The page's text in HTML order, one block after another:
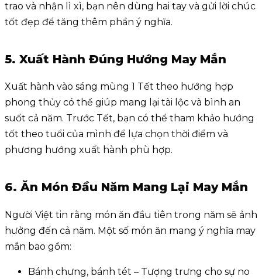
trao và nhận lì xì, bạn nên dùng hai tay và gửi lời chúc
tốt đẹp để tăng thêm phần ý nghĩa.
5. Xuất Hành Đúng Hướng May Mắn
Xuất hành vào sáng mùng 1 Tết theo hướng hợp
phong thủy có thể giúp mang lại tài lộc và bình an
suốt cả năm. Trước Tết, bạn có thể tham khảo hướng
tốt theo tuổi của mình để lựa chọn thời điểm và
phương hướng xuất hành phù hợp.
6. Ăn Món Đầu Năm Mang Lại May Mắn
Người Việt tin rằng món ăn đầu tiên trong năm sẽ ảnh
hưởng đến cả năm. Một số món ăn mang ý nghĩa may
mắn bao gồm:
Bánh chưng, bánh tét – Tượng trưng cho sự no